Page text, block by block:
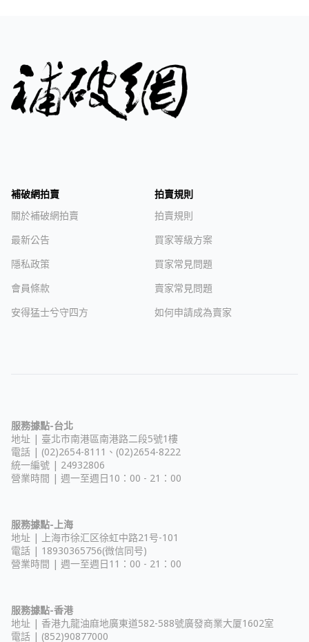
補破網拍賣
關於補破網拍賣
最新公告
隱私政策
會員條款
安得猛士兮守四方
拍賣規則
拍賣規則
買家等級方案
買家常見問題
賣家常見問題
如何申請成為賣家
服務據點-台北
地址 | 臺北市南港區南港路二段5號1樓
電話 | (02)2654-8111、(02)2654-8222
統一編號 | 24932806
營業時間 | 週一至週日10：00 - 21：00
服務據點-上海
地址 |
上海市徐汇区徐虹中路21号-101
電話 | 18930365756(微信同号)
營業時間 | 週一至週日11：00 - 21：00
服務據點-香港
地址 | 香港九龍油麻地廣東道582-588號廣發商業大厦1602室
電話 | (852)90877000